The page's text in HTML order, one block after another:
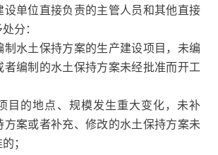
设单位直接负责的主管人员和其他直接
分：
制水土保持方案的生产建设项目，未编
编制的水土保持方案未经批准而开工
目的地点、规模发生重大变化，未补
方案或者补充、修改的水土保持方案未
；